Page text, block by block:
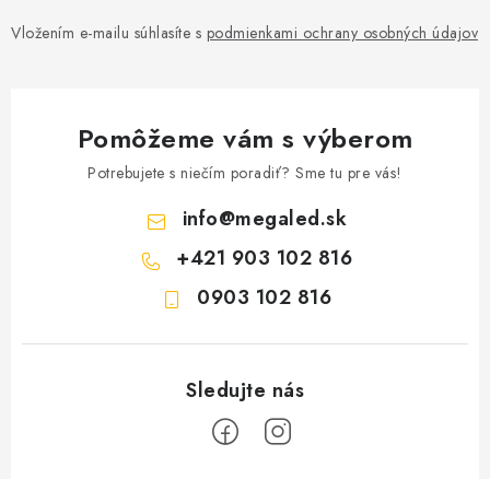
Vložením e-mailu súhlasíte s podmienkami ochrany osobných údajov
Pomôžeme vám s výberom
Potrebujete s niečím poradiť? Sme tu pre vás!
info@megaled.sk
+421 903 102 816
0903 102 816